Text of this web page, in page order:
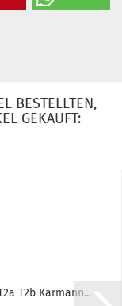
BESTELLTEN,
GEKAUFT:
T2b Karmann...